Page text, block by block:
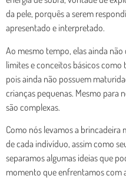
da pele, porquês a serem
apresentado e interpretado.
Ao mesmo tempo, elas ainda
limites e conceitos básicos como
pois ainda não possuem
crianças pequenas. Mesmo para
são complexas.
Como nós levamos a brincadeira
de cada indivíduo, assim como
separamos algumas ideias que
momento que enfrentamos com